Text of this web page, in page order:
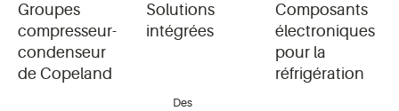
de la
chaîne du
froid.
d’évaporation
pouvant
Groupes
compresseur-
condenseur
de Copeland
Solutions
intégrées
Des
Composants
électroniques
pour la
réfrigération